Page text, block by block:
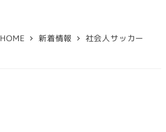
HOME 新着情報 社会人サッカー